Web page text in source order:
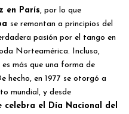
en París, por lo que
se remontan a principios del
pasión por el tango en
Norteamérica. Incluso,
más que una forma de
hecho, en 1977 se otorgó a
mundial, y desde
celebra el Día Nacional del